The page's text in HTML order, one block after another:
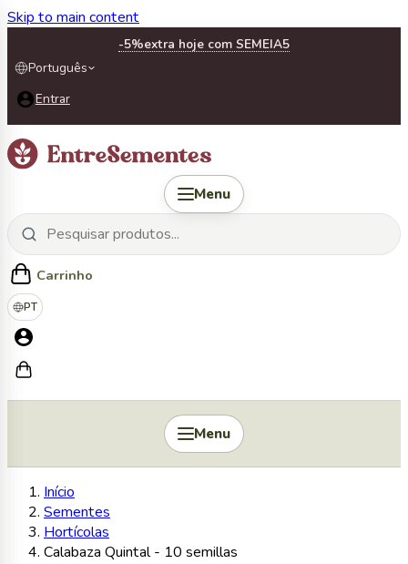
Skip to main content
-5%extra hoje com SEMEIA5
Português
Entrar
Menu
Carrinho
PT
Menu
Início
Sementes
Hortícolas
Calabaza Quintal - 10 semillas